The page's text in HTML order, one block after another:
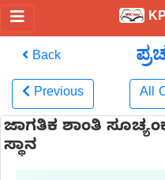
Back
Previous All
ಜಾಗತಿಕ ಶಾಂತಿ
ಸ್ಥಾನ